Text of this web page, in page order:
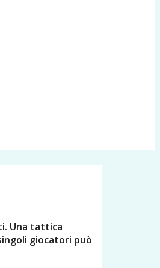
Una tattica
giocatori può